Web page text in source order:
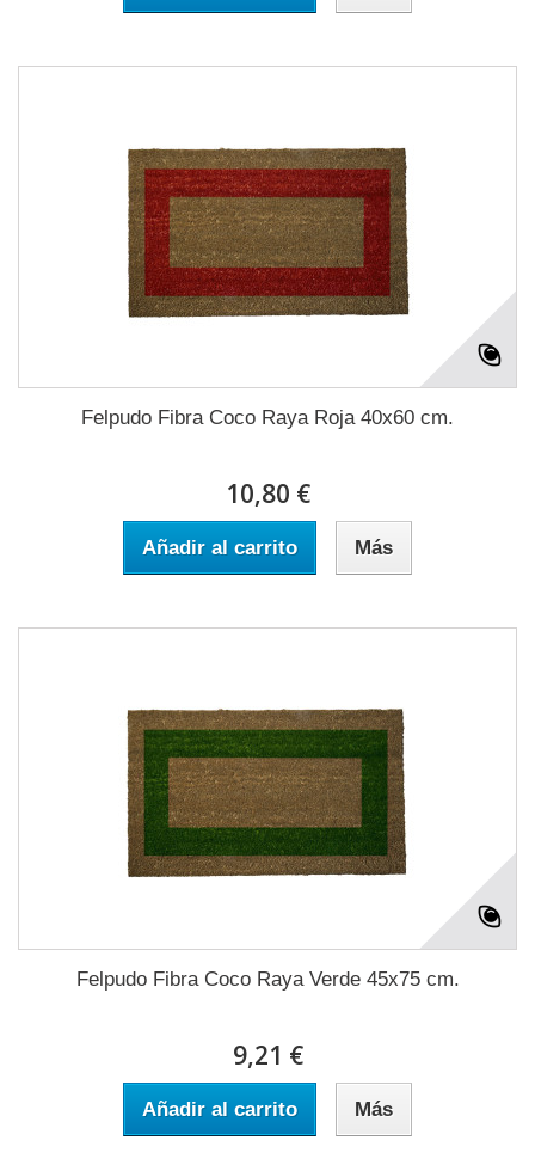
Felpudo Fibra Coco Raya Roja 40x60 cm.
10,80 €
Añadir al carrito Más
Felpudo Fibra Coco Raya Verde 45x75 cm.
9,21 €
Añadir al carrito Más